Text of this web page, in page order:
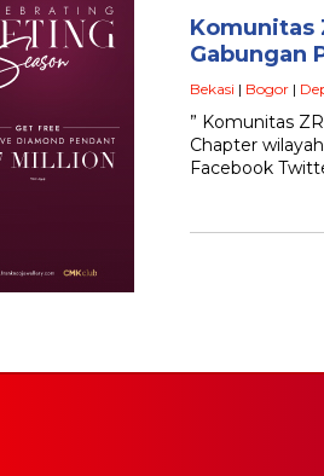
Komunitas
Gabungan
Bekasi | Bogor |
” Komunitas
Chapter
Facebook